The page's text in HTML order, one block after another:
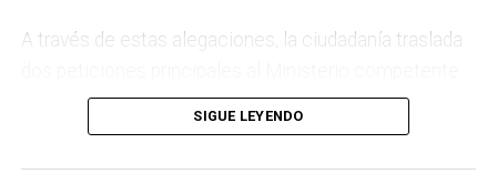
A través de estas alegaciones, la ciudadanía traslada
por un lado,que no se apruebe definitivamente el
estudio informativoni se licite el proyecto en su
forma actual; y por otro, que se impulseun nuevo
SIGUE LEYENDO